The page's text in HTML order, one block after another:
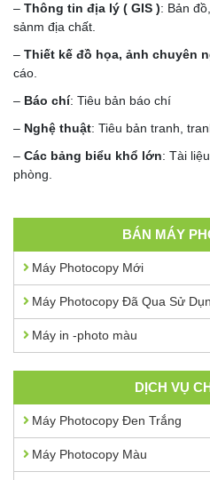
– Thông tin địa lý ( GIS ): Bản
sảnm địa chất.
– Thiết kế đồ họa, ảnh chuyên
cáo.
– Báo chí: Tiêu bản báo chí
– Nghệ thuật: Tiêu bản tranh,
– Các bảng biểu khổ lớn: Tài
phòng.
BÁN MÁY
Máy Photocopy Mới
Máy Photocopy Đã Qua Sử
Máy in -photo màu
DỊCH VỤ
Máy Photocopy Đen Trắng
Máy Photocopy Màu